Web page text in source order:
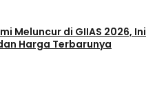
Meluncur di GIIAS 2026, Ini
Harga Terbarunya